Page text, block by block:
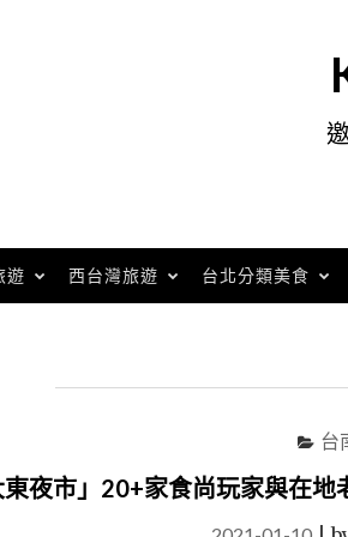
遊 西台灣旅遊 台北分類美食
台
夜市」20+家食尚玩家與在地